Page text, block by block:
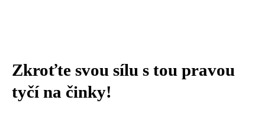
Zkroťte svou sílu s tou pravou
tyčí na činky!